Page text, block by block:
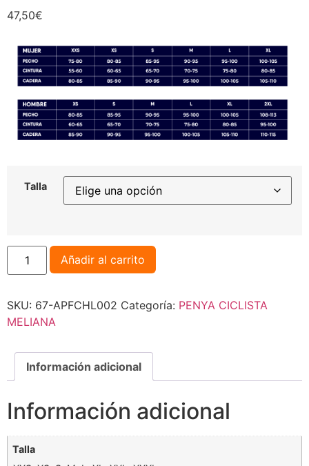
47,50€
Talla
Añadir al carrito
SKU: 67-APFCHL002 Categoría: PENYA CICLISTA
MELIANA
Información adicional
Información adicional
Talla